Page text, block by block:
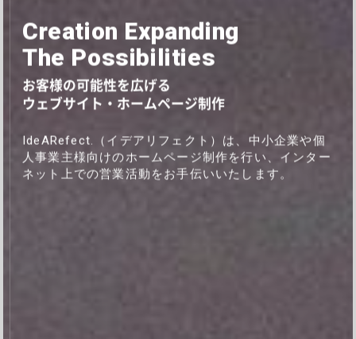
Creation Expanding
The Possibilities
お客様の可能性を広げる
ウェブサイト・ホームページ制作
IdeARefect.（イデアリフェクト）は、 中小企業や個
人事業主様向けのホームページ制作を行い、 インター
ネット上での営業活動をお手伝いいたします。